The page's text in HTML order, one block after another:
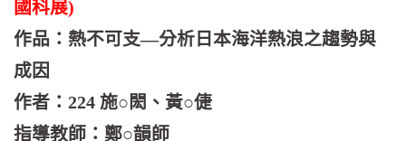
國科展)
作品：熱不可支—分析日本海洋熱浪之趨勢與
成因
作者：224 施○閎、黃○倢
指導教師：鄭○韻師